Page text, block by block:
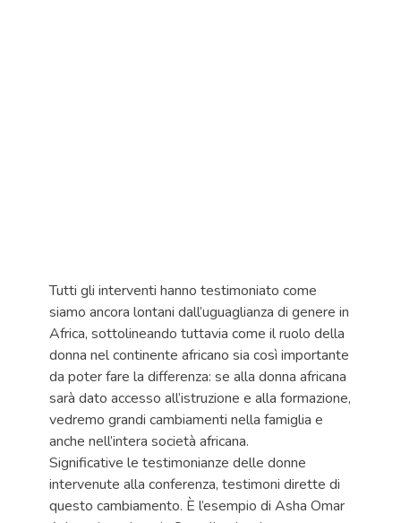
Tutti gli interventi hanno testimoniato come
siamo ancora lontani dall’uguaglianza di genere in
Africa, sottolineando tuttavia come il ruolo della
donna nel continente africano sia così importante
da poter fare la differenza: se alla donna africana
sarà dato accesso all’istruzione e alla formazione,
vedremo grandi cambiamenti nella famiglia e
anche nell’intera società africana.
Significative le testimonianze delle donne
intervenute alla conferenza, testimoni dirette di
questo cambiamento. È l’esempio di Asha Omar